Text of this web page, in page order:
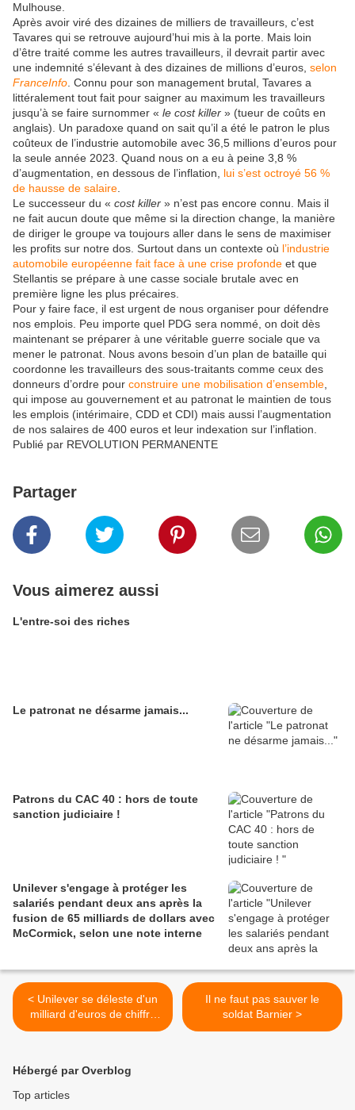
Mulhouse.
Après avoir viré des dizaines de milliers de travailleurs, c’est
Tavares qui se retrouve aujourd’hui mis à la porte. Mais loin
d’être traité comme les autres travailleurs, il devrait partir avec
une indemnité s’élevant à des dizaines de millions d’euros, selon
FranceInfo . Connu pour son management brutal, Tavares a
littéralement tout fait pour saigner au maximum les travailleurs
jusqu’à se faire surnommer « le cost killer » (tueur de coûts en
anglais). Un paradoxe quand on sait qu’il a été le patron le plus
coûteux de l’industrie automobile avec 36,5 millions d’euros pour
la seule année 2023. Quand nous on a eu à peine 3,8 %
d’augmentation, en dessous de l’inflation, lui s’est octroyé 56 %
de hausse de salaire
Le successeur du « cost killer » n’est pas encore connu. Mais il
ne fait aucun doute que même si la direction change, la manière
de diriger le groupe va toujours aller dans le sens de maximiser
les profits sur notre dos. Surtout dans un contexte où l’industrie
automobile européenne fait face à une crise profonde et que
Stellantis se prépare à une casse sociale brutale avec en
première ligne les plus précaires.
Pour y faire face, il est urgent de nous organiser pour défendre
nos emplois. Peu importe quel PDG sera nommé, on doit dès
maintenant se préparer à une véritable guerre sociale que va
mener le patronat. Nous avons besoin d’un plan de bataille qui
coordonne les travailleurs des sous-traitants comme ceux des
donneurs d’ordre pour construire une mobilisation d’ensemble
qui impose au gouvernement et au patronat le maintien de tous
les emplois (intérimaire, CDD et CDI) mais aussi l’augmentation
de nos salaires de 400 euros et leur indexation sur l’inflation.
Publié par REVOLUTION PERMANENTE
Partager
Vous aimerez aussi
L'entre-soi des riches
Le patronat ne désarme jamais...
Patrons du CAC 40 : hors de toute
sanction judiciaire !
Unilever s'engage à protéger les
salariés pendant deux ans après la
fusion de 65 milliards de dollars avec
McCormick, selon une note interne
< Unilever se déleste d'un
milliard d'euros de chiffre
d'affaires
Il ne faut pas sauver le
soldat Barnier >
Hébergé par Overblog
Top articles